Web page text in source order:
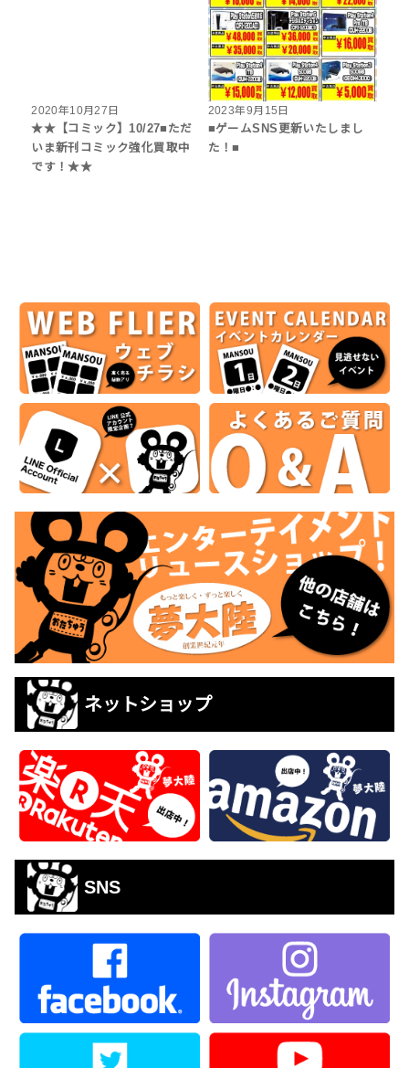
2020年10月27日
★★【コミック】10/27■ただ
いま新刊コミック強化買取中
です！★★
2023年9月15日
■ゲームSNS更新いたしまし
た！■
ネットショップ
SNS